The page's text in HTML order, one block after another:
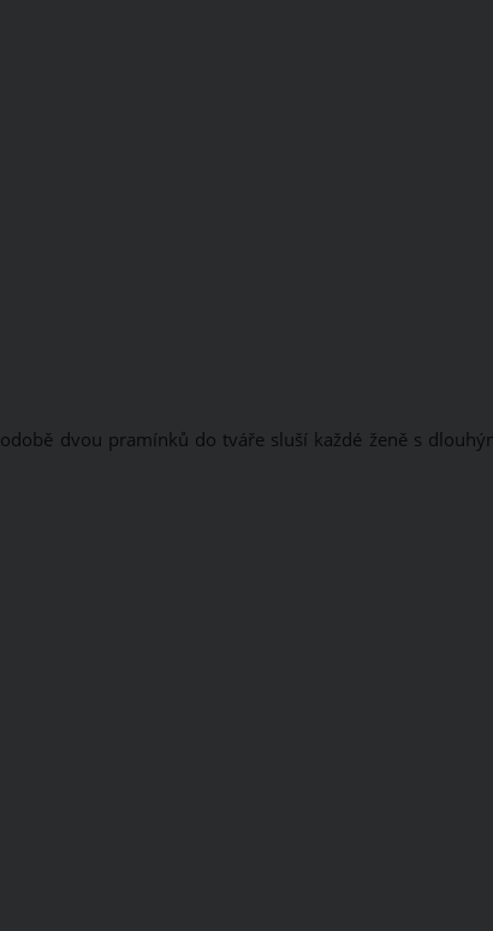
dvou pramínků do tváře sluší každé ženě s